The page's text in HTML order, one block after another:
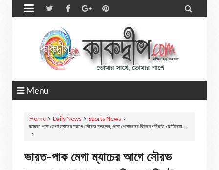
 
Menu
Home Daily News
Sports News
ভারত-পাক মেগা ম্যাচের আগে সৌরভ বললেন, পাক পেসারদের বিরুদ্ধে বিরাট-রোহিতরা…
ভারত-পাক মেগা ম্যাচের আগে সৌরভ